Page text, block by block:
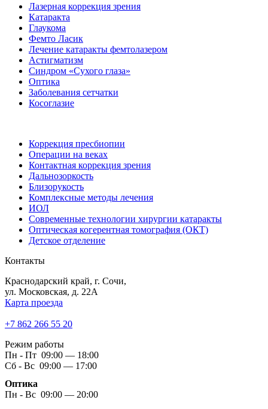
Лазерная коррекция зрения
Катаракта
Глаукома
Фемто Ласик
Лечение катаракты фемтолазером
Астигматизм
Синдром «Сухого глаза»
Оптика
Заболевания сетчатки
Косоглазие
Коррекция пресбиопии
Операции на веках
Контактная коррекция зрения
Дальнозоркость
Близорукость
Комплексные методы лечения
ИОЛ
Современные технологии хирургии катаракты
Оптическая когерентная томография (ОКТ)
Детское отделение
Контакты
Краснодарский край, г. Сочи,
ул. Московская, д. 22А
Карта проезда
+7 862 266 55 20
Режим работы
Пн - Пт 09:00 — 18:00
Сб - Вс 09:00 — 17:00
Оптика
Пн - Вс 09:00 — 20:00